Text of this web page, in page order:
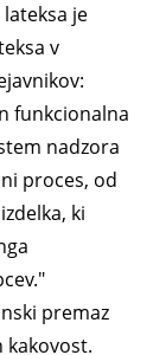
je
v
funkcionalna
nadzora
proces, od
ki
premaz
kakovost.